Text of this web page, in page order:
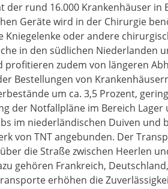
der rund 16.000 Krankenhäuser in
Geräte wird in der Chirurgie
oder andere
in den südlichen Niederlanden
profitieren zudem von längeren
Bestellungen von
um ca. 3,5 Prozent,
der Notfallpläne im Bereich
im niederländischen Duiven und
von TNT angebunden. Der
die Straße zwischen Heerlen
gehören Frankreich,
erhöhen die